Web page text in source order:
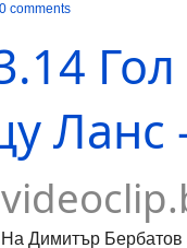
0 comments
Ланс
На Димитър